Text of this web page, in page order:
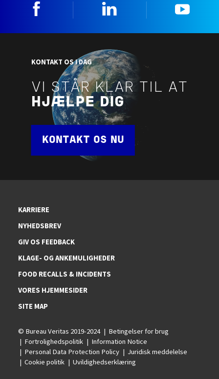
KONTAKT OS I DAG
VI STÅR KLAR TIL AT
HJÆLPE DIG
KONTAKT OS NU
KARRIERE
NYHEDSBREV
GIV OS FEEDBACK
KLAGE- OG ANKEMULIGHEDER
FOOD RECALLS & INCIDENTS
VORES HJEMMESIDER
SITE MAP
© Bureau Veritas 2019-2024
Betingelser for brug
Fortrolighedspolitik
Information Notice
Personal Data Protection Policy
Juridisk meddelelse
Cookie politik
Uvildighedserklæring